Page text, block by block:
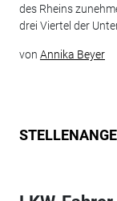
des Rheins
drei Viertel der
von Annika Beyer